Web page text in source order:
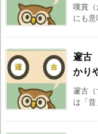
嘆賞
にも
邃古
かり
邃古
は「昔